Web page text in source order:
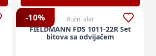
-10% Ručni alat
FIELDMANN FDS 1011-22R Set
bitova sa odvijačem